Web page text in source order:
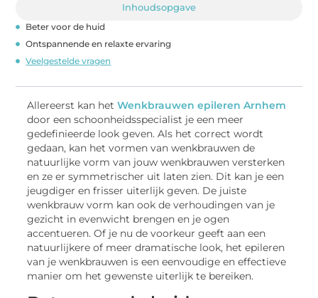
Inhoudsopgave
Beter voor de huid
Ontspannende en relaxte ervaring
Veelgestelde vragen
Allereerst kan hetWenkbrauwen epileren Arnhem
door een schoonheidsspecialist je een meer
gedefinieerde look geven. Als het correct wordt
gedaan, kan het vormen van wenkbrauwen de
natuurlijke vorm van jouw wenkbrauwen versterken
en ze er symmetrischer uit laten zien. Dit kan je een
jeugdiger en frisser uiterlijk geven. De juiste
wenkbrauw vorm kan ook de verhoudingen van je
gezicht in evenwicht brengen en je ogen
accentueren. Of je nu de voorkeur geeft aan een
natuurlijkere of meer dramatische look, het epileren
van je wenkbrauwen is een eenvoudige en effectieve
manier om het gewenste uiterlijk te bereiken.